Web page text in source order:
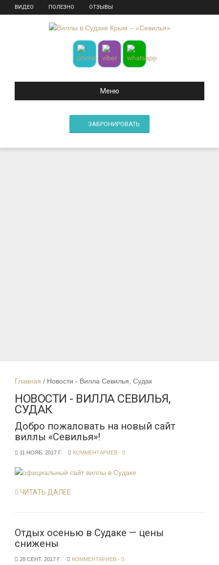
ВИДЕО ПОЛЕЗНО ОТЗЫВЫ
Меню
ЗАБРОНИРОВАТЬ
Главная Новости - Вилла Севилья, Судак
НОВОСТИ - ВИЛЛА СЕВИЛЬЯ,
СУДАК
Добро пожаловать на новый сайт
виллы «Севилья»!
11 НОЯБ. 2017 Г. КОММЕНТАРИЕВ - 0
ЧИТАТЬ ДАЛЕЕ
Отдых осенью в Судаке — цены
снижены
28 СЕНТ. 2017 Г. КОММЕНТАРИЕВ - 0